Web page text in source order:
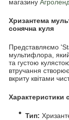
магазину
Хризантема
сонячна куля
Представляємо
мультифлора,
та густою
втручання
вкриту квітами
Характеристики
Тип: